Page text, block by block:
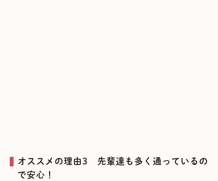
オススメの理由3 先輩達も多く通っているの
で安心！